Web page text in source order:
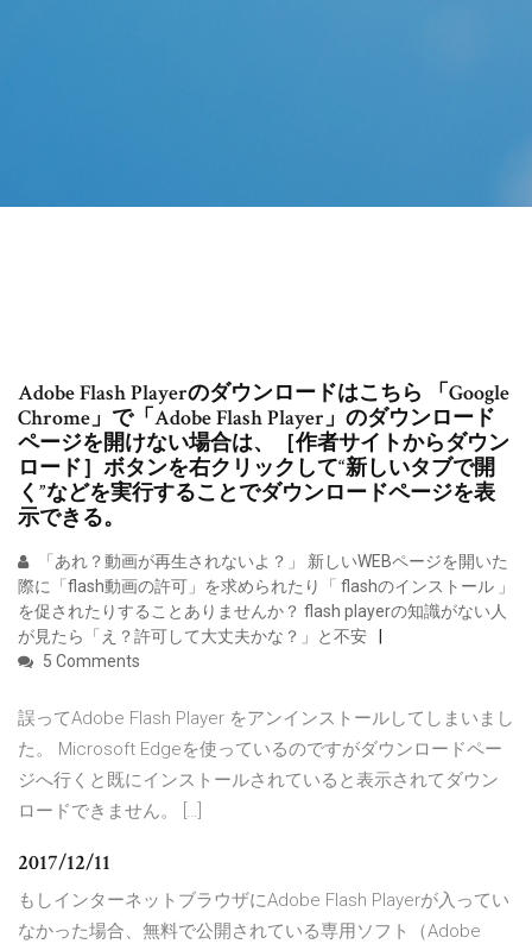
Adobe Flash Playerのダウンロードはこちら 「Google
Chrome」で「Adobe Flash Player」のダウンロード
ページを開けない場合は、［作者サイトからダウン
ロード］ボタンを右クリックして“新しいタブで開
く”などを実行することでダウンロードページを表
示できる。
「あれ？動画が再生されないよ？」 新しいWEBページを開いた
際に「flash動画の許可」を求められたり「 flashのインストール 」
を促されたりすることありませんか？ flash playerの知識がない人
が見たら「え？許可して大丈夫かな？」と不安
5 Comments
誤ってAdobe Flash Player をアンインストールしてしまいまし
た。 Microsoft Edgeを使っているのですがダウンロードペー
ジへ行くと既にインストールされていると表示されてダウン
ロードできません。 […]
2017/12/11
もしインターネットブラウザにAdobe Flash Playerが入ってい
なかった場合、無料で公開されている専用ソフト（Adobe